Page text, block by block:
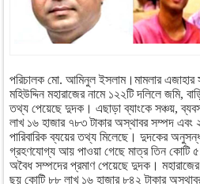
পরিচালক মো. আমিনুল ইসলাম।মামলার এজাহার
মহিউদ্দিন মহারাজের নামে ১২২টি দলিলে জমি,
তথ্য পেয়েছে দুদক। এছাড়া ব্যাংকে সঞ্চয়,
লাখ ১৬ হাজার ৭৮৩ টাকার অস্থাবর সম্পদ
পারিবারিক ব্যয়ের তথ্য মিলেছে। দুদকের
গ্রহণযোগ্য আয় পাওয়া গেছে মাত্র তিন কোটি
অবৈধ সম্পদের প্রমাণ পেয়েছে দুদক।
ছয় কোটি ৮৮ লাখ ১৬ হাজার ৮৪২ টাকার